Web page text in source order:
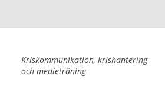
Kriskommunikation, krishantering
och medieträning